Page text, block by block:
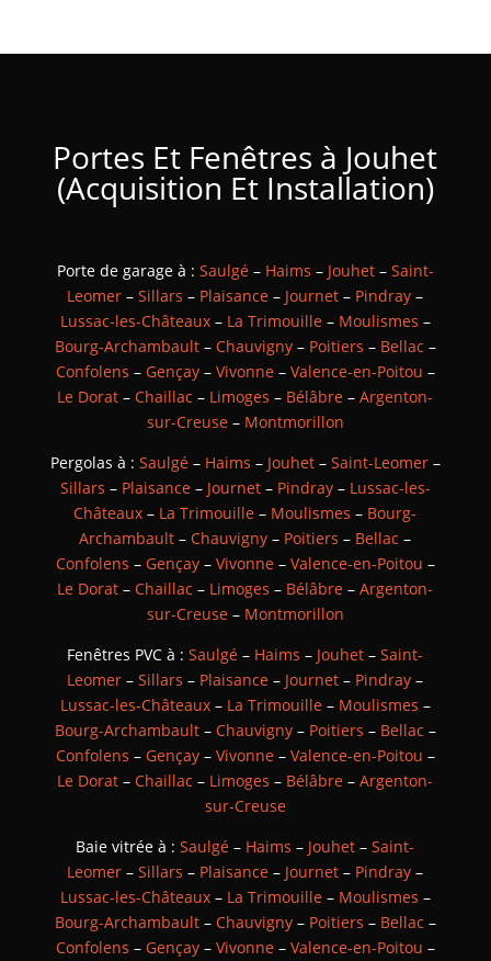
Portes Et Fenêtres à Jouhet
(Acquisition Et Installation)
Porte de garage à : Saulgé– Haims – Jouhet– Saint-
Leomer –Sillars – Plaisance – Journet – Pindray –
Lussac-les-Châteaux– La Trimouille– Moulismes –
Bourg-Archambault– Chauvigny– Poitiers – Bellac –
Confolens – Gençay– Vivonne– Valence-en-Poitou –
Le Dorat –Chaillac – Limoges – Bélâbre –Argenton-
sur-Creuse– Montmorillon
Pergolas à : Saulgé– Haims – Jouhet– Saint-Leomer–
Sillars – Plaisance– Journet– Pindray– Lussac-les-
Châteaux – La Trimouille – Moulismes – Bourg-
Archambault –Chauvigny – Poitiers – Bellac –
Confolens – Gençay– Vivonne– Valence-en-Poitou –
Le Dorat –Chaillac – Limoges – Bélâbre –Argenton-
sur-Creuse– Montmorillon
Fenêtres PVC à :Saulgé – Haims – Jouhet –Saint-
Leomer –Sillars – Plaisance – Journet – Pindray –
Lussac-les-Châteaux– La Trimouille– Moulismes –
Bourg-Archambault– Chauvigny– Poitiers – Bellac –
Confolens – Gençay– Vivonne– Valence-en-Poitou –
Le Dorat –Chaillac – Limoges – Bélâbre –Argenton-
sur-Creuse
Baie vitrée à :Saulgé – Haims – Jouhet –Saint-
Leomer –Sillars – Plaisance – Journet – Pindray –
Lussac-les-Châteaux– La Trimouille– Moulismes –
Bourg-Archambault– Chauvigny– Poitiers – Bellac –
Confolens – Gençay– Vivonne– Valence-en-Poitou –